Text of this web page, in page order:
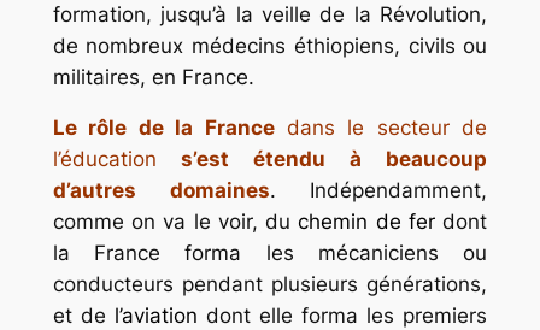
formation, jusqu’à la veille de la Révolution,
de nombreux médecins éthiopiens, civils ou
militaires, en France.
Le rôle de la France dans le secteur de
l’éducation s’est étendu à beaucoup
d’autres domaines. Indépendamment,
comme on va le voir, du chemin de ferdont
la France forma les mécaniciens ou
conducteurs pendant plusieurs générations,
et de l’aviation dont elle forma les premiers